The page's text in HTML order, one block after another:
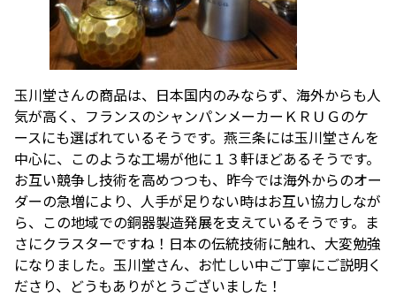
玉川堂さんの商品は、日本国内のみならず、海外からも人
気が高く、フランスのシャンパンメーカーＫＲＵＧのケ
ースにも選ばれているそうです。燕三条には玉川堂さんを
中心に、このような工場が他に１３軒ほどあるそうです。
お互い競争し技術を高めつつも、昨今では海外からのオー
ダーの急増により、人手が足りない時はお互い協力しなが
ら、この地域での銅器製造発展を支えているそうです。ま
さにクラスターですね！日本の伝統技術に触れ、大変勉強
になりました。玉川堂さん、お忙しい中ご丁寧にご説明く
ださり、どうもありがとうございました！